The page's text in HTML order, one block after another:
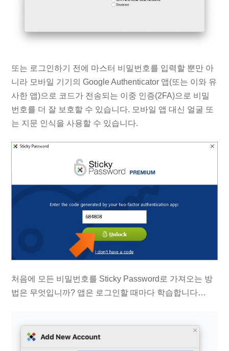
또는 로그인하기 전에 마스터 비밀번호를 입력할 뿐만 아
니라 모바일 기기의 Google Authenticator 앱(또는 이와 유
사한 앱)으로 코드가 전송되는 이중 인증(2FA)으로 비밀
번호를 더 잘 보호할 수 있습니다. 모바일 앱 대신 얼굴 또
는 지문 인식을 사용할 수 있습니다.
처음에 모든 비밀번호를 Sticky Password로 가져오는 방
법은 무엇입니까? 앱은 로그인할 때마다 학습합니다…